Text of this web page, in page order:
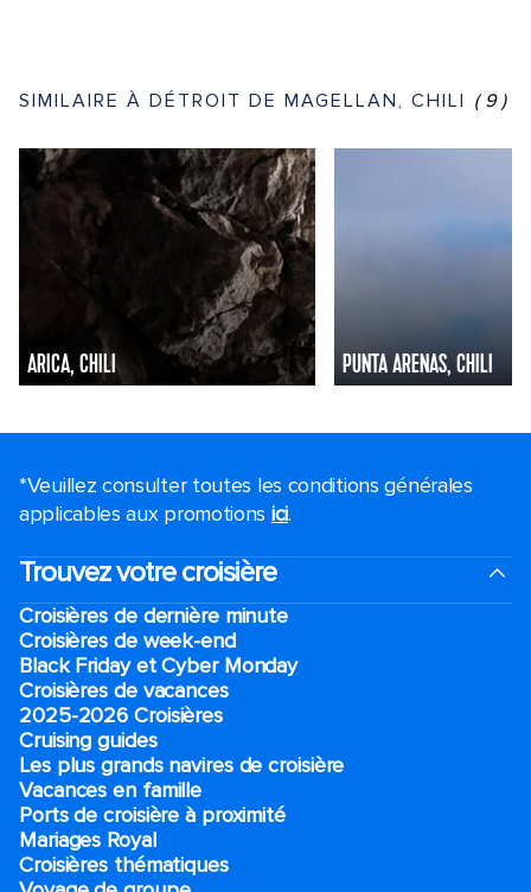
SIMILAIRE À DÉTROIT DE MAGELLAN, CHILI (9)
ARICA, CHILI PUNTA ARENAS, CHILI
*Veuillez consulter toutes les conditions générales
applicables aux promotions ici.
Trouvez votre croisière
Croisières de dernière minute
Croisières de week-end
Black Friday et Cyber Monday
Croisières de vacances
2025-2026 Croisières
Cruising guides
Les plus grands navires de croisière
Vacances en famille
Ports de croisière à proximité
Mariages Royal
Croisières thématiques